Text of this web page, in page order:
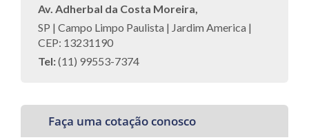
Av. Adherbal da Costa Moreira,
SP | Campo Limpo Paulista | Jardim America |
CEP: 13231190
Tel:(11) 99553-7374
Faça uma cotação conosco